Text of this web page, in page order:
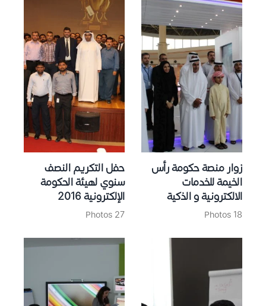
زوار منصة حكومة رأس
الخيمة للخدمات
الالكترونية و الذكية
18 Photos
حفل التكريم النصف
سنوي لهيئة الحكومة
الإلكترونية 2016
27 Photos